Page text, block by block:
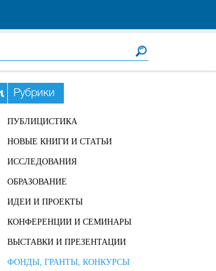
Рубрики
ПУБЛИЦИСТИКА
НОВЫЕ КНИГИ И СТАТЬИ
ИССЛЕДОВАНИЯ
ОБРАЗОВАНИЕ
ИДЕИ И ПРОЕКТЫ
КОНФЕРЕНЦИИ И СЕМИНАРЫ
ВЫСТАВКИ И ПРЕЗЕНТАЦИИ
ФОНДЫ, ГРАНТЫ, КОНКУРСЫ